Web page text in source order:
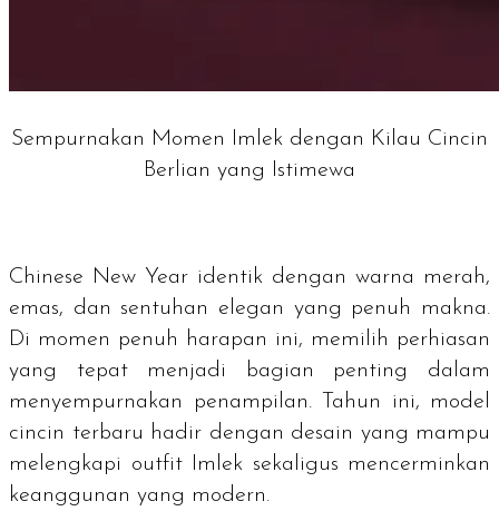
Sempurnakan Momen Imlek dengan Kilau Cincin
Berlian yang Istimewa
Chinese New Year identik dengan warna merah,
emas, dan sentuhan elegan yang penuh makna.
Di momen penuh harapan ini, memilih perhiasan
yang tepat menjadi bagian penting dalam
menyempurnakan penampilan. Tahun ini, model
cincin terbaru hadir dengan desain yang mampu
melengkapi outfitImlek sekaligus mencerminkan
keanggunan yang modern.